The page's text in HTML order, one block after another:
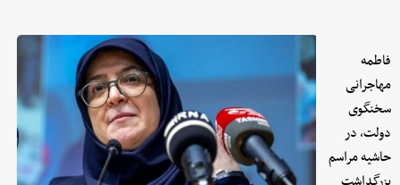
فاطمه
مهاجرانی
سخنگوی‌
دولت، در
حاشیه مراسم